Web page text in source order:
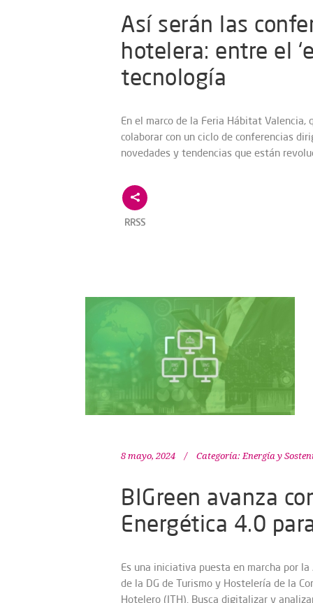
Así serán las
hotelera: entre el
tecnología
En el marco de la Feria Hábitat
colaborar con un ciclo de conferencias
novedades y tendencias que están
RRSS
8 mayo, 2024 Categoría: Energía y
BIGreen avanza
Energética 4.0
Es una iniciativa puesta en marcha por
de la DG de Turismo y Hostelería de la
Hotelero (ITH). Busca digitalizar y